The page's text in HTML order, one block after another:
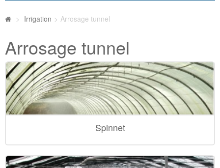
> Irrigation > Arrosage tunnel
Arrosage tunnel
Spinnet